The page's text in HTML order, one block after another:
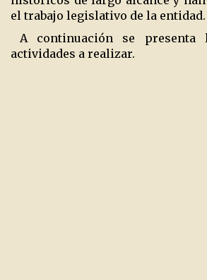
el trabajo legislativo de la entidad.
A continuación se presenta
actividades a realizar.